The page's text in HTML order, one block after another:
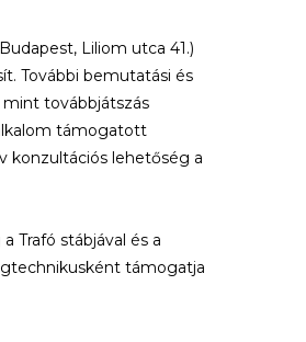
Liliom utca 41.)
További bemutatási és
mint továbbjátszás
támogatott
konzultációs lehetőség a
Trafó stábjával és a
támogatja